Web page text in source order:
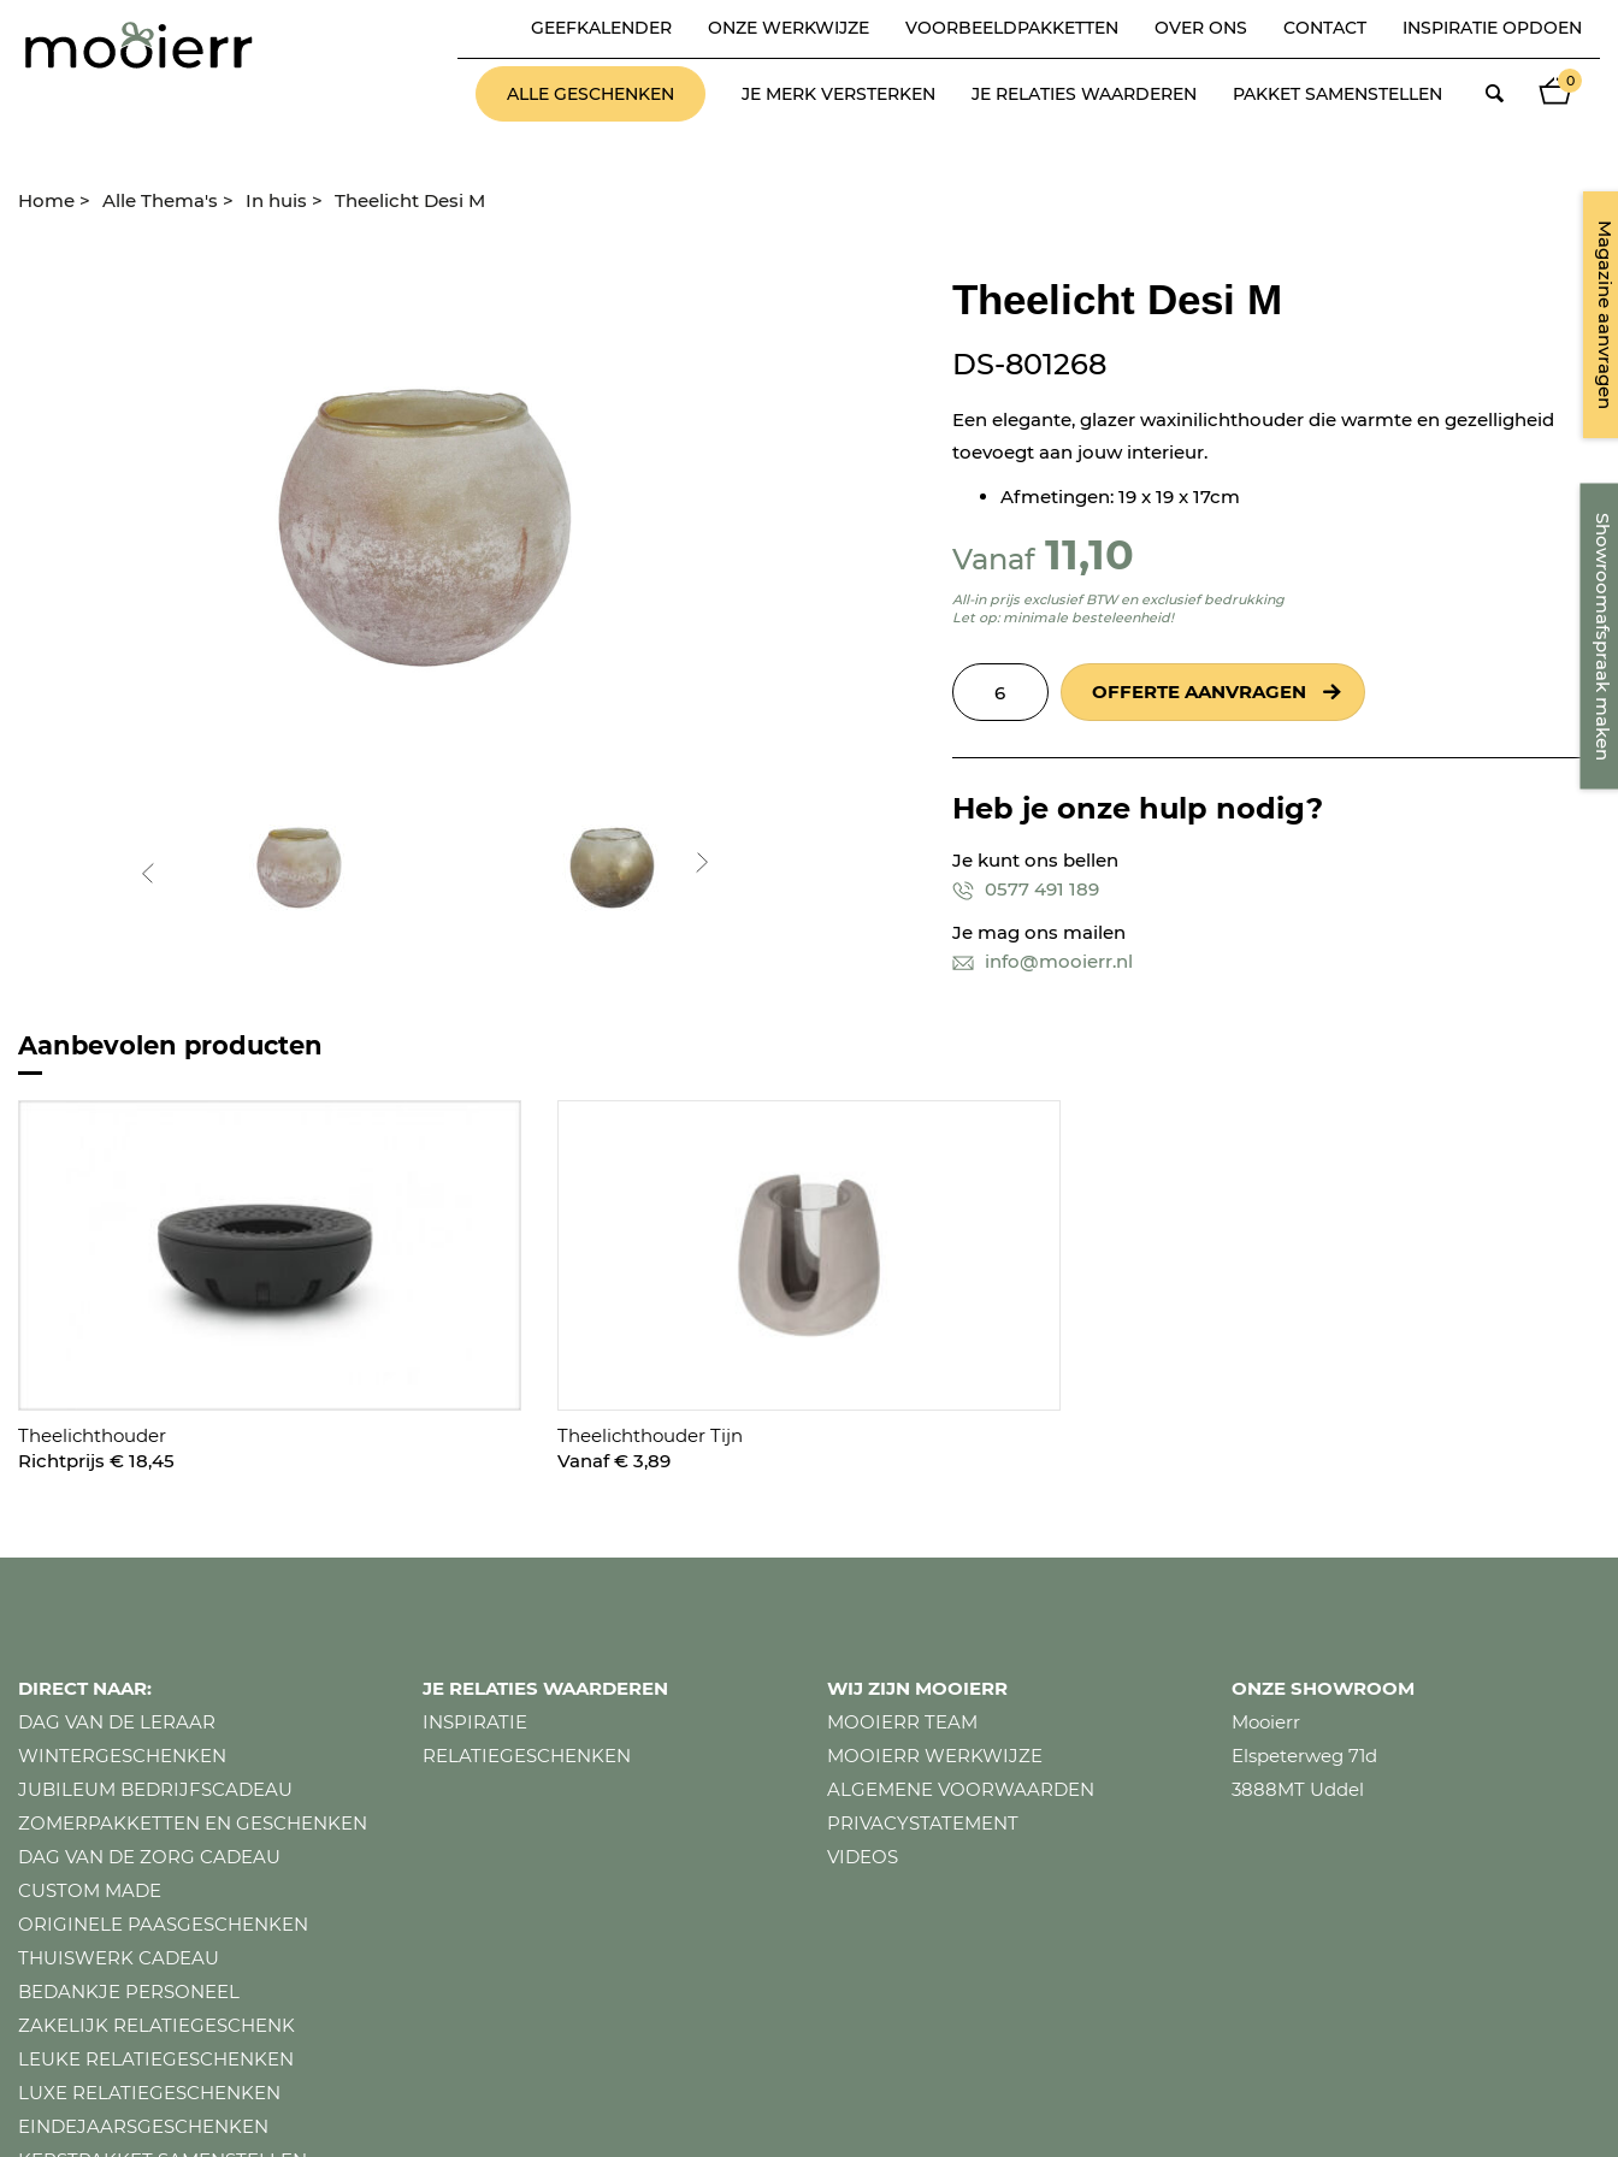
GEEFKALENDER ONZE WERKWIJZE VOORBEELDPAKKETTEN OVER ONS CONTACT INSPIRATIE OPDOEN
ALLE GESCHENKEN JE MERK VERSTERKEN JE RELATIES WAARDEREN PAKKET SAMENSTELLEN
0
Home > Alle Thema's > In huis > Theelicht Desi M
Theelicht Desi M
DS-801268
Een elegante, glazer waxinilichthouder die warmte en gezelligheid
toevoegt aan jouw interieur.
Afmetingen: 19 x 19 x 17cm
Vanaf 11,10
All-in prijs exclusief BTW en exclusief bedrukking
Let op: minimale besteleenheid!
OFFERTE AANVRAGEN
Heb je onze hulp nodig?
Je kunt ons bellen
0577 491 189
Je mag ons mailen
info@mooierr.nl
Aanbevolen producten
Theelichthouder
Richtprijs € 18,45
Theelichthouder Tijn
Vanaf € 3,89
DIRECT NAAR:
DAG VAN DE LERAAR
WINTERGESCHENKEN
JUBILEUM BEDRIJFSCADEAU
ZOMERPAKKETTEN EN GESCHENKEN
DAG VAN DE ZORG CADEAU
CUSTOM MADE
ORIGINELE PAASGESCHENKEN
THUISWERK CADEAU
BEDANKJE PERSONEEL
ZAKELIJK RELATIEGESCHENK
LEUKE RELATIEGESCHENKEN
LUXE RELATIEGESCHENKEN
EINDEJAARSGESCHENKEN
JE RELATIES WAARDEREN
INSPIRATIE
RELATIEGESCHENKEN
WIJ ZIJN MOOIERR
MOOIERR TEAM
MOOIERR WERKWIJZE
ALGEMENE VOORWAARDEN
PRIVACYSTATEMENT
VIDEOS
ONZE SHOWROOM
Mooierr
Elspeterweg 71d
3888MT Uddel
Magazine aanvragen
Showroomafspraak maken